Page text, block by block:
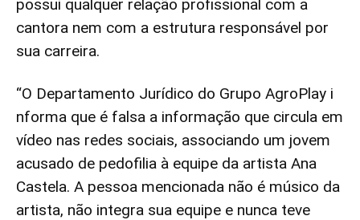
possui qualquer relação profissional com a
cantora nem com a estrutura responsável por
sua carreira.
“O Departamento Jurídico do Grupo AgroPlay i
nforma que é falsa a informação que circula em
vídeo nas redes sociais, associando um jovem
acusado de pedofilia à equipe da artista Ana
Castela. A pessoa mencionada não é músico da
artista, não integra sua equipe e nunca teve